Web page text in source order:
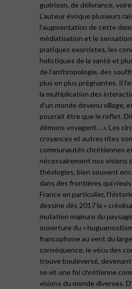
guérison, de délivrance, voire
L’auteur évoque plusieurs
l’augmentation de cette
médiatisation et le
pratiques exorcistes, les
holistiques de la santé et
de l’anthropologie, des
plus en plus prégnantes. Il
la multiplication des
d’un monde devenu village,
pourrait être que le reflet.
démons voyagent… ». Les
croyances et autres rites
communautés chrétiennes
nécessairement nos visions
théologies, bien souvent
dans des frontières qui
France en particulier,
dessine dès 2017 la «
mutation majeure du
ouverture du «
francophone au vent du
conséquence, le vécu des
trouve bouleversé, devenant
se vit une foi chrétienne
visions du monde diverses.